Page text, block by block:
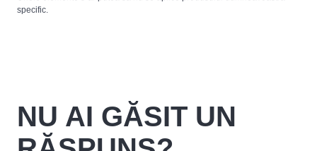
specific.
NU AI GĂSIT UN